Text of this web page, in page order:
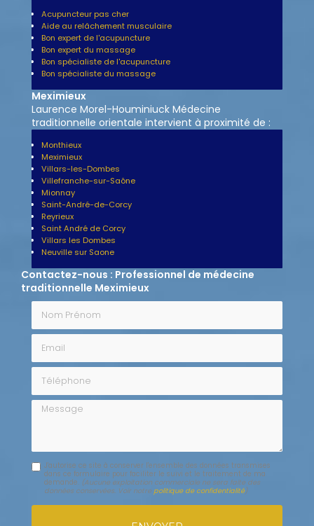
Acupuncteur pas cher
Aide au relâchement musculaire
Bon expert de l'acupuncture
Bon expert du massage
Bon spécialiste de l'acupuncture
Bon spécialiste du massage
Meximieux
Laurence Morel-Houminiuck Médecine
traditionnelle orientale intervient à proximité de :
Monthieux
Meximieux
Villars-les-Dombes
Villefranche-sur-Saône
Mionnay
Saint-André-de-Corcy
Reyrieux
Saint André de Corcy
Villars les Dombes
Neuville sur Saone
Contactez-nous : Professionnel de médecine
traditionnelle Meximieux
Nom Prénom
Email
Message
J'autorise ce site à conserver l'ensemble des données transmises
dans ce formulaire pour faciliter le suivi et le traitement de ma
demande.
(Aucune exploitation commerciale ne sera faite des
données conservées. Voir notre politique de confidentialité)